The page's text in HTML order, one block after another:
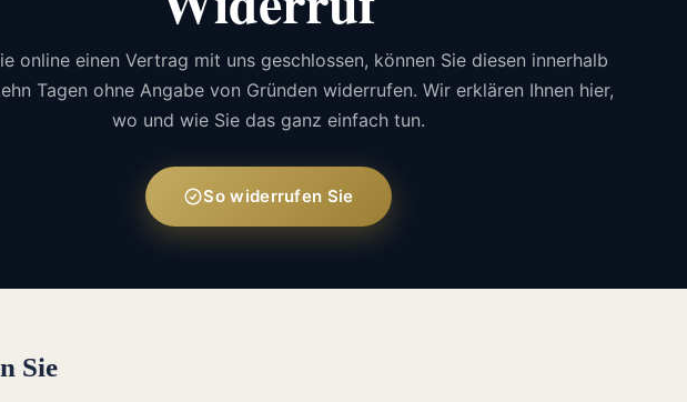
online einen Vertrag mit uns geschlossen, können Sie diesen innerhalb
Tagen ohne Angabe von Gründen widerrufen. Wir erklären Ihnen hier,
wo und wie Sie das ganz einfach tun.
So widerrufen Sie
Sie